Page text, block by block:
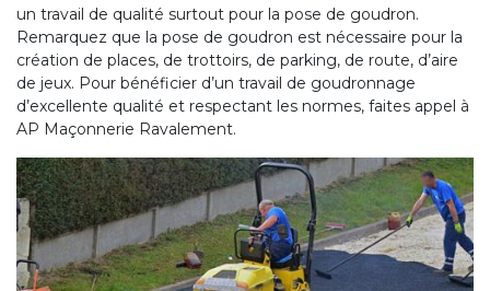
un travail de qualité surtout pour la pose de goudron.
Remarquez que la pose de goudron est nécessaire pour la
création de places, de trottoirs, de parking, de route, d’aire
de jeux. Pour bénéficier d’un travail de goudronnage
d’excellente qualité et respectant les normes, faites appel à
AP Maçonnerie Ravalement.